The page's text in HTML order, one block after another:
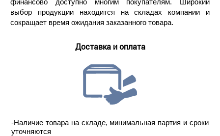
финансово доступно многим покупателям. Широкий
выбор продукции находится на складах компании и
сокращает время ожидания заказанного товара.
Доставка и оплата
-Наличие товара на складе, минимальная партия и сроки
уточняются